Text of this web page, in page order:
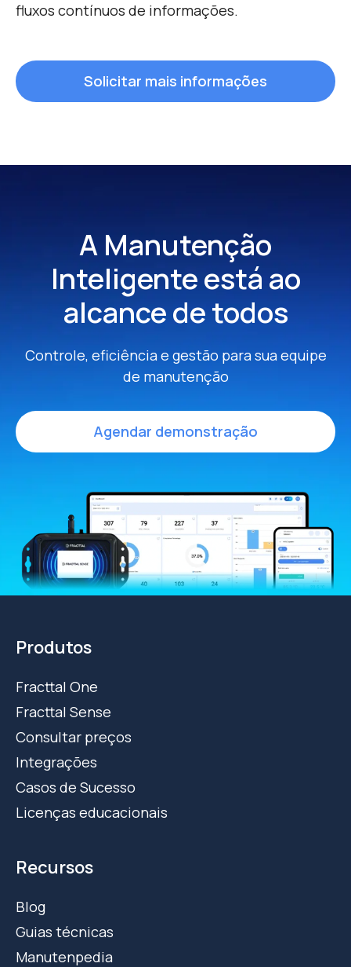
fluxos contínuos de informações.
Solicitar mais informações
A Manutenção
Inteligenteestá ao
alcance de todos
Controle, eficiência e gestão para sua equipe
de manutenção
Agendar demonstração
Produtos
Fracttal One
Fracttal Sense
Consultar preços
Integrações
Casos de Sucesso
Licenças educacionais
Recursos
Blog
Guias técnicas
Manutenpedia